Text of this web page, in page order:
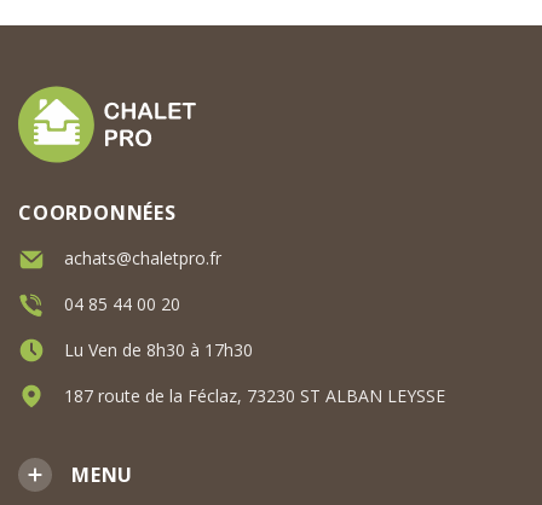
MENU
COORDONNÉES
achats@chaletpro.fr
04 85 44 00 20
Lu Ven de 8h30 à 17h30
187 route de la Féclaz, 73230 ST ALBAN LEYSSE